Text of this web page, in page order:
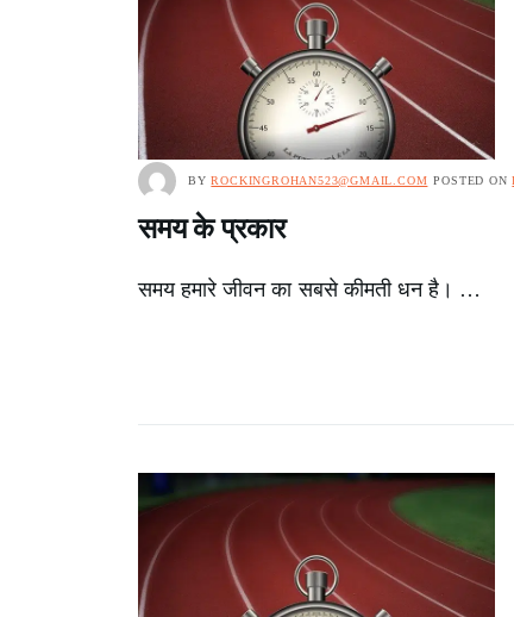
BYROCKINGROHAN523@GMAIL.COM POSTED ON
समय के प्रकार
समय हमारे जीवन का सबसे कीमती धन है। …